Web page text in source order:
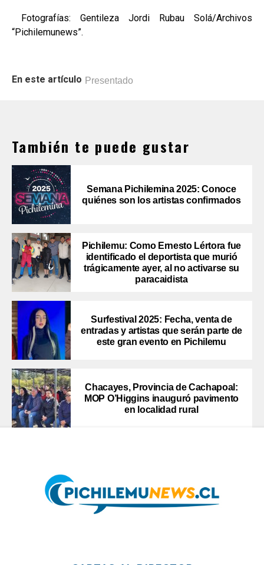
Fotografías: Gentileza Jordi Rubau Solá/Archivos
“Pichilemunews”.
En este artículo Presentado
También te puede gustar
Semana Pichilemina 2025: Conoce
quiénes son los artistas confirmados
Pichilemu: Como Ernesto Lértora fue
identificado el deportista que murió
trágicamente ayer, al no activarse su
paracaidista
Surfestival 2025: Fecha, venta de
entradas y artistas que serán parte de
este gran evento en Pichilemu
Chacayes, Provincia de Cachapoal:
MOP O’Higgins inauguró pavimento
en localidad rural